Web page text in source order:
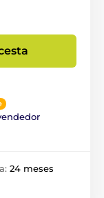
24 meses